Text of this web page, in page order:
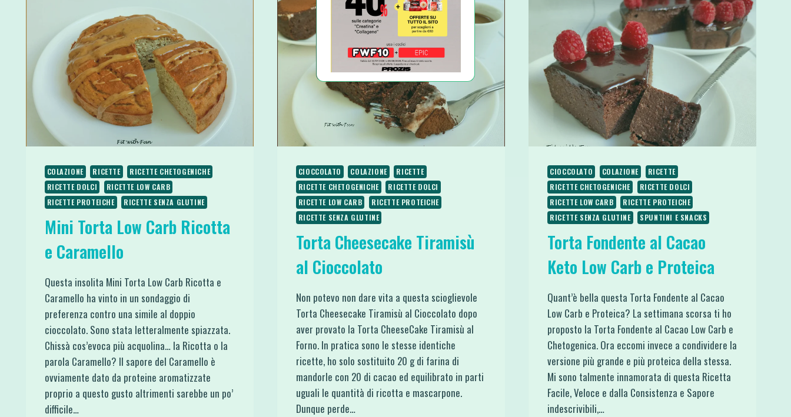
E
MIRTILLI
SENZA
COLAZIONE RICETTE
RICETTE CHETOGENICHE
RICETTE DOLCI
RICETTE LOW CARB
RICETTE PROTEICHE
RICETTE SENZA GLUTINE
Mini Torta Low Carb Ricotta
e Caramello
Questa insolita Mini Torta Low Carb Ricotta e
Caramello ha vinto in un sondaggio di
preferenza contro una simile al doppio
cioccolato. Sono stata letteralmente spiazzata.
Chissà cos’evoca più acquolina… la Ricotta o la
parola Caramello? Il sapore del Caramello è
ovviamente dato da proteine aromatizzate
proprio a questo gusto altrimenti sarebbe un po’
difficile…
CIOCCOLATO COLAZIONE
RICETTE
RICETTE CHETOGENICHE
RICETTE DOLCI
RICETTE LOW CARB
RICETTE PROTEICHE
RICETTE SENZA GLUTINE
Torta Cheesecake Tiramisù
al Cioccolato
Non potevo non dare vita a questa scioglievole
Torta Cheesecake Tiramisù al Cioccolato dopo
aver provato la Torta CheeseCake Tiramisù al
Forno. In pratica sono le stesse identiche
ricette, ho solo sostituito 20 g di farina di
mandorle con 20 di cacao ed equilibrato in parti
uguali le quantità di ricotta e mascarpone.
Dunque perde…
CIOCCOLATO COLAZIONE
RICETTE
RICETTE CHETOGENICHE
RICETTE DOLCI
RICETTE LOW CARB
RICETTE PROTEICHE
RICETTE SENZA GLUTINE
SPUNTINI E SNACKS
Torta Fondente al Cacao
Keto Low Carb e Proteica
Quant’è bella questa Torta Fondente al Cacao
Low Carb e Proteica? La settimana scorsa ti ho
proposto la Torta Fondente al Cacao Low Carb e
Chetogenica. Ora eccomi invece a condividere la
versione più grande e più proteica della stessa.
Mi sono talmente innamorata di questa Ricetta
Facile, Veloce e dalla Consistenza e Sapore
indescrivibili,…